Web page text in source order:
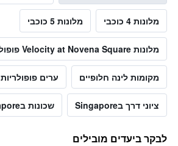
מלונות 4 כוכבי מלונות 5 כוכבי
מלונות Velocity at Novena Square פופולריים
מקומות לינה חלופיים ערים פופולריות
ציוני דרך בSingapore שכונות בSingapore
לבקר ביעדים מובילים